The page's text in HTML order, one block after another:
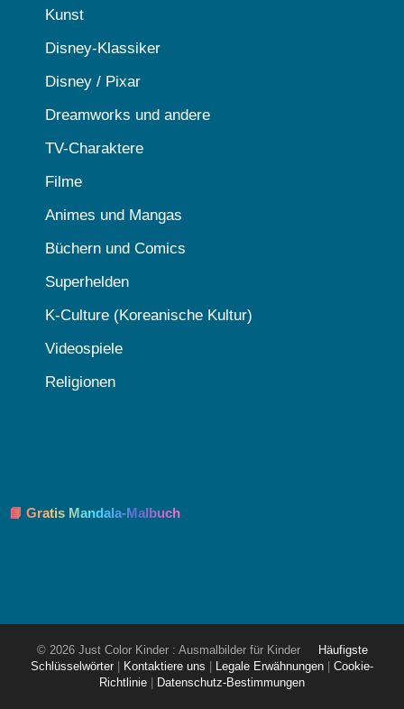
Kunst
Disney-Klassiker
Disney / Pixar
Dreamworks und andere
TV-Charaktere
Filme
Animes und Mangas
Büchern und Comics
Superhelden
K-Culture (Koreanische Kultur)
Videospiele
Religionen
📘 Gratis Mandala-Malbuch
© 2026 Just Color Kinder : Ausmalbilder für Kinder
Häufigste
Schlüsselwörter
Kontaktiere uns Legale Erwähnungen
Cookie-
Richtlinie
Datenschutz-Bestimmungen